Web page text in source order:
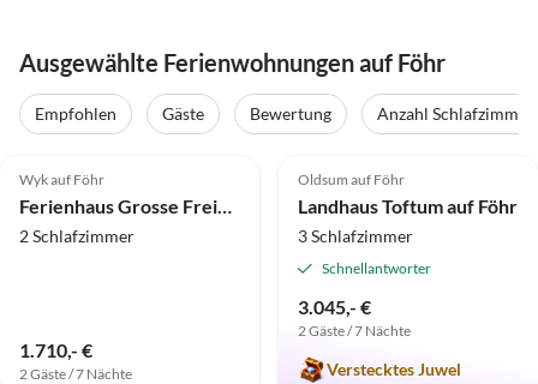
Ausgewählte Ferienwohnungen auf Föhr
Empfohlen Gäste Bewertung
Anzahl Schlafzimmer
Wyk auf Föhr
2 Schlafzimmer
1.710,- €
2 Gäste / 7 Nächte
Top-Inserat
Oldsum auf Föhr
Landhaus Toftum auf Föhr
3 Schlafzimmer
Schnellantworter
3.045,- €
2 Gäste / 7 Nächte
Verstecktes Juwel